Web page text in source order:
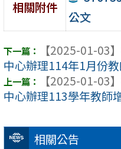
相關公告
相關附件
公文
【2025-01-03】
中心辦理114年1月份
【2025-01-03】
中心辦理113學年教師